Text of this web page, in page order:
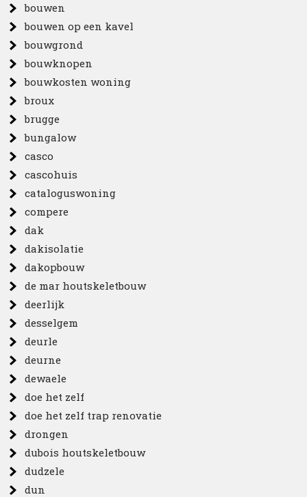
bouwen
bouwen op een kavel
bouwgrond
bouwknopen
bouwkosten woning
broux
brugge
bungalow
casco
cascohuis
cataloguswoning
compere
dak
dakisolatie
dakopbouw
de mar houtskeletbouw
deerlijk
desselgem
deurle
deurne
dewaele
doe het zelf
doe het zelf trap renovatie
drongen
dubois houtskeletbouw
dudzele
dun